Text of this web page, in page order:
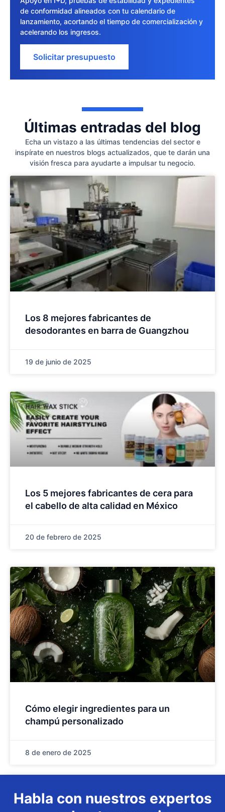
de conformidad alineados con tu calendario de
lanzamiento, acortando el tiempo de comercialización y
acelerando los ingresos.
Solicitar presupuesto
Últimas entradas del blog
Echa un vistazo a las últimas tendencias del sector e
inspírate en nuestros blogs actualizados, que te darán una
visión fresca para ayudarte a impulsar tu negocio.
Los 8 mejores fabricantes de
desodorantes en barra de Guangzhou
19 de junio de 2025
Los 5 mejores fabricantes de cera para
el cabello de alta calidad en México
20 de febrero de 2025
Cómo elegir ingredientes para un
champú personalizado
8 de enero de 2025
Habla con nuestros expertos